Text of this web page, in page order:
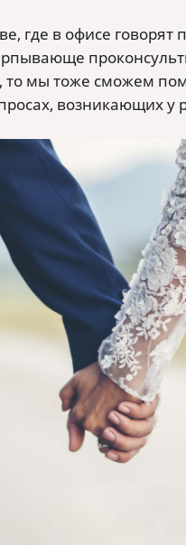
где в офисе говорят
мы тоже сможем
возникающих у